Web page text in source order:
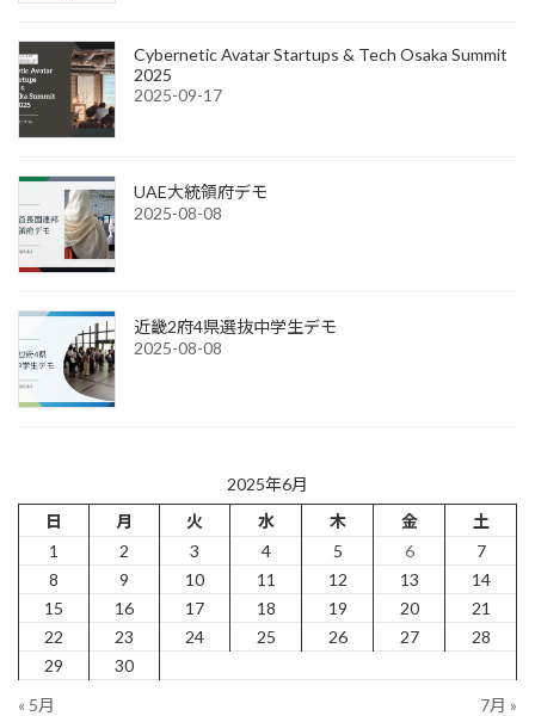
Cybernetic Avatar Startups & Tech Osaka Summit
2025
2025-09-17
UAE大統領府デモ
2025-08-08
近畿2府4県選抜中学生デモ
2025-08-08
2025年6月
日
月 火 水 木 金
土
1
2 3 4 5 6
7
8
9 10 11 12 13
14
15
16 17 18 19 20
21
22
23 24 25 26 27
28
29
30
« 5月
7月 »